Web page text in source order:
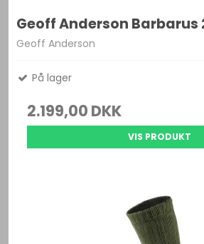
Geoff Anderson Barbarus
Geoff Anderson
På lager
2.199,00 DKK
VIS PRODUKT